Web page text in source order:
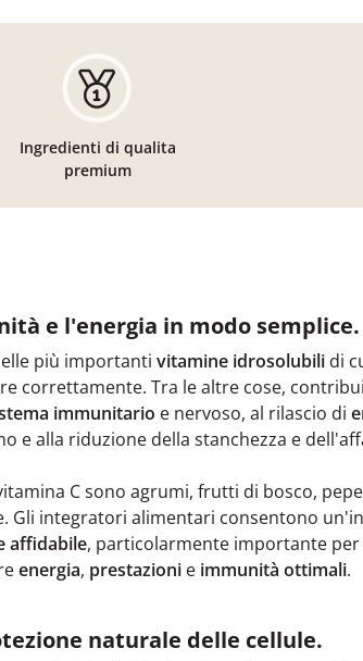
Ingredienti di qualita
premium
e l'energia in modo semplice.
più importanti vitamine idrosolubili di
correttamente. Tra le altre cose,
immunitario e nervoso, al rilascio di
e alla riduzione della stanchezza e
C sono agrumi, frutti di bosco,
Gli integratori alimentari consentono
affidabile, particolarmente importante per
energia, prestazioni e immunità ottimali.
naturale delle cellule.